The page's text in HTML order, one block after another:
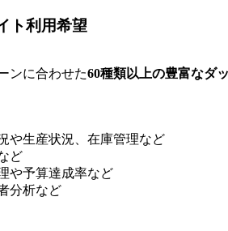
ト利用希望
ンに合わせた60種類以上の豊富なダ
や生産状況、在庫管理など​
ど​
や予算達成率など​
分析など​